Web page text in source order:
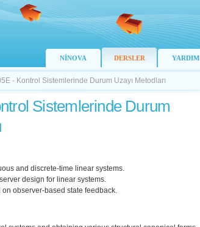
NİNOVA DERSLER YARDIM
- Kontrol Sistemlerinde Durum Uzayı Metodları
Sistemlerinde Durum
and discrete-time linear systems.
design for linear systems.
observer-based state feedback.